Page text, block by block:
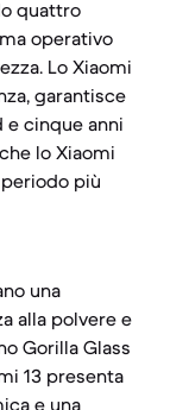
quattro
operativo
Lo Xiaomi
garantisce
cinque anni
lo Xiaomi
più
una
alla polvere e
Gorilla Glass
13 presenta
e una